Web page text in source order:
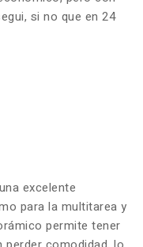
si no que en 24
excelente
para la multitarea y
permite tener